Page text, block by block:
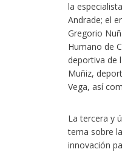
la
Andrade; el
Gregorio
Humano de
deportiva de
Muñiz,
Vega, así
La tercera y
tema sobre
innovación